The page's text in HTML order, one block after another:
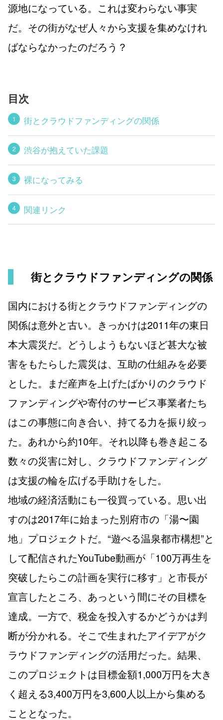
源地になっている。これは変わらない事実
だ。その街がなぜ人々から支援を集めなけれ
ばならなかったのだろう？
目次
街とクラウドファンディングの関係
渋谷が抱えていた課題
裸になってみる
関連リンク
街とクラウドファンディングの関係
国内における街とクラウドファンディングの
関係は意外と古い。きっかけは2011年の東日
本大震災だ。どうしようもないほど甚大な被
害をもたらした震災は、互助の仕組みを必要
とした。まだ産声を上げたばかりのクラウド
ファンディングや寄付のサービス事業者たち
はこの事態に向き合い、持てる力を振り絞っ
た。あれから約10年。それ以降も巻き起こる
数々の災害に対し、クラウドファンディング
は支援の輪を広げる手助けをした。
地域の経済活動にも一役買っている。思い出
すのは2017年に始まった別府市の「湯〜園
地」プロジェクトだ。“遊べる温泉都市構想”と
して配信されたYouTube動画が「100万再生を
突破したらこの計画を実行に移す」と市長が
宣言したところ、あっという間にその目標を
達成。一方で、税金を投入するかどうかは判
断が分かれる。そこで生まれたアイデアがク
ラウドファンディングの活用だった。結果、
このプロジェクトは目標金額1,000万円を大き
く超える3,400万円を3,600人以上から集める
こととなった。